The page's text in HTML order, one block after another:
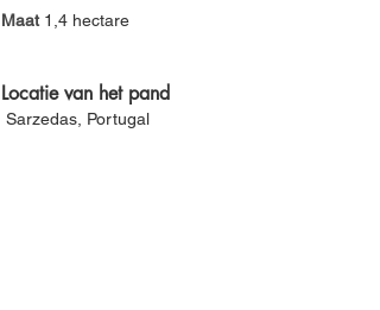
Maat 1,4 hectare
Locatie van het pand
Sarzedas, Portugal